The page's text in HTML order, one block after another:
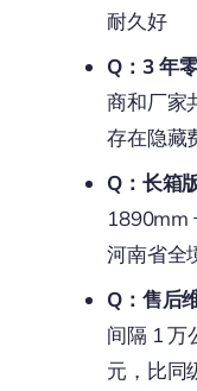
耐久好
Q：3 年
商和厂家
存在隐藏
Q：长箱
1890mm
河南省全
Q：售后
间隔 1 万
元，比同